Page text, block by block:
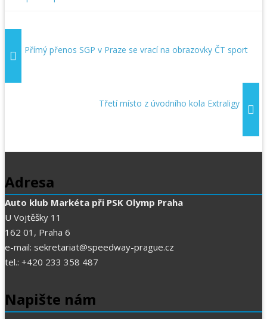
Přímý přenos SGP v Praze se vrací na obrazovky ČT sport
Třetí místo z úvodního kola Extraligy
Adresa
Auto klub Markéta při PSK Olymp Praha
U Vojtěšky 11
162 01, Praha 6
e-mail: sekretariat@speedway-prague.cz
tel.: +420 233 358 487
Napište nám